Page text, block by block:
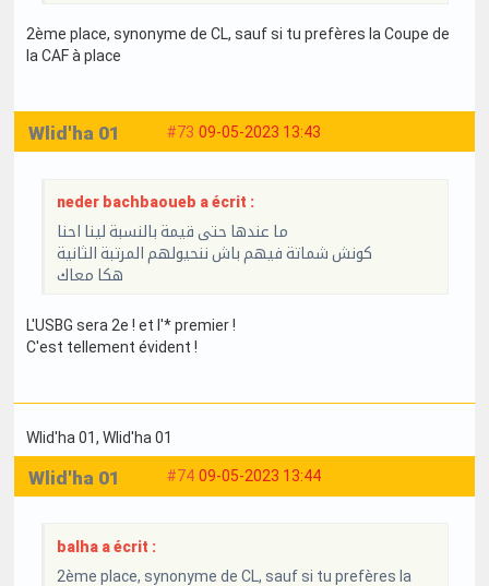
2ème place, synonyme de CL, sauf si tu prefères la Coupe de
la CAF à place
#73 09-05-2023 13:43
Wlid'ha 01
neder bachbaoueb a écrit :
ما عندها حتى قيمة بالنسبة لينا احنا
كونش شماتة فيهم باش ننحيولهم المرتبة الثانية
هكا معاك
L'USBG sera 2e ! et l'* premier !
C'est tellement évident !
Wlid'ha 01, Wlid'ha 01
#74 09-05-2023 13:44
Wlid'ha 01
balha a écrit :
2ème place, synonyme de CL, sauf si tu prefères la